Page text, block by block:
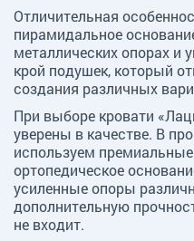
Отличительная
пирамидальное
металлических опорах и
крой подушек, который
создания различных
При выборе кровати
уверены в качестве. В
используем
ортопедическое
усиленные опоры
дополнительную
не входит.